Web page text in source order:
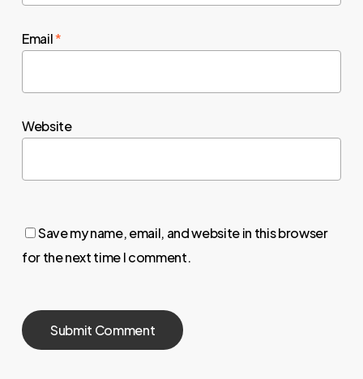
Email*
Website
Save my name, email, and website in this browser
for the next time I comment.